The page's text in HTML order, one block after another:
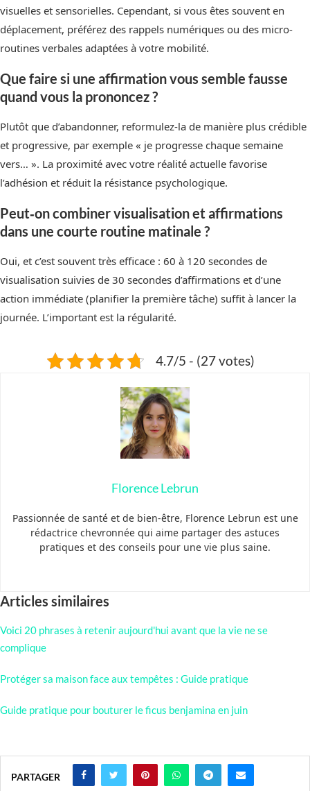
visuelles et sensorielles. Cependant, si vous êtes souvent en
déplacement, préférez des rappels numériques ou des micro-
routines verbales adaptées à votre mobilité.
Que faire si une affirmation vous semble fausse
quand vous la prononcez ?
Plutôt que d’abandonner, reformulez-la de manière plus crédible
et progressive, par exemple « je progresse chaque semaine
vers… ». La proximité avec votre réalité actuelle favorise
l’adhésion et réduit la résistance psychologique.
Peut‑on combiner visualisation et affirmations
dans une courte routine matinale ?
Oui, et c’est souvent très efficace : 60 à 120 secondes de
visualisation suivies de 30 secondes d’affirmations et d’une
action immédiate (planifier la première tâche) suffit à lancer la
journée. L’important est la régularité.
4.7/5 - (27 votes)
Florence Lebrun
Passionnée de santé et de bien-être, Florence Lebrun est une
rédactrice chevronnée qui aime partager des astuces
pratiques et des conseils pour une vie plus saine.
Articles similaires
Voici 20 phrases à retenir aujourd'hui avant que la vie ne se
complique
Protéger sa maison face aux tempêtes : Guide pratique
Guide pratique pour bouturer le ficus benjamina en juin
PARTAGER